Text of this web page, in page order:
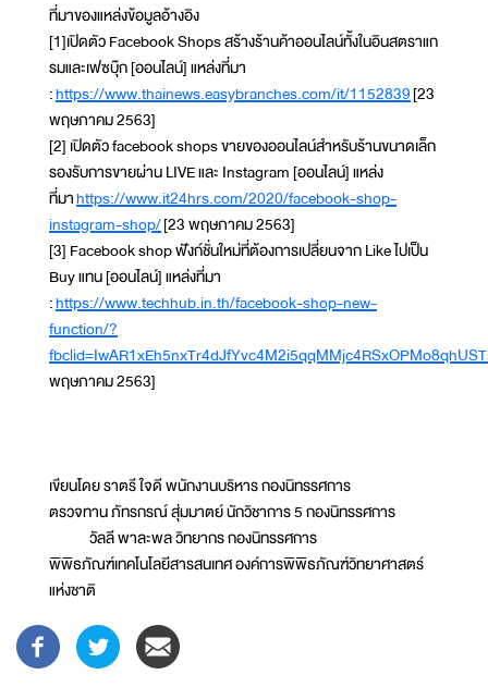
ที่มาของแหล่งข้อมูลอ้างอิง
[1]เปิดตัว Facebook Shops สร้างร้านค้าออนไลน์ทั้งในอินสตราแก
รมและเฟซบุ๊ก [ออนไลน์] แหล่งที่มา
:https://www.thainews.easybranches.com/it/1152839[23
พฤษภาคม 2563]
[2] เปิดตัว facebook shops ขายของออนไลน์สำหรับร้านขนาดเล็ก
รองรับการขายผ่าน LIVE และ Instagram [ออนไลน์] แหล่ง
ที่มาhttps://www.it24hrs.com/2020/facebook-shop-
instagram-shop/[23 พฤษภาคม 2563]
[3] Facebook shop ฟังก์ชั่นใหม่ที่ต้องการเปลี่ยนจาก Like ไปเป็น
Buy แทน [ออนไลน์] แหล่งที่มา
:https://www.techhub.in.th/facebook-shop-new-
function/?
พฤษภาคม 2563]
เขียนโดย ราตรี ใจดี พนักงานบริหาร กองนิทรรศการ
ตรวจทาน ภัทรกรณ์ สุ่มมาตย์ นักวิชาการ 5 กองนิทรรศการ
วัลลี พาละพล วิทยากร กองนิทรรศการ
พิพิธภัณฑ์เทคโนโลยีสารสนเทศ องค์การพิพิธภัณฑ์วิทยาศาสตร์
แห่งชาติ